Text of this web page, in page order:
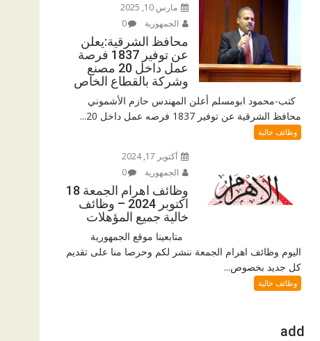
مارس 10, 2025
الجمهورية
0
محافظ الشرقية:يعلن
عن توفير 1837 فرصة
عمل داخل 20 مصنع
وشركة بالقطاع الخاص
كتب-محمود ابومسلم أعلن المهندس حازم الأشموني
محافظ الشرقية عن توفير 1837 فرصه عمل داخل 20...
وظائف خالية
أكتوبر 17, 2024
الجمهورية
0
وظائف اهرام الجمعة 18
اكتوبر 2024 – وظائف
خالية جميع المؤهلات
متابعينا موقع الجمهورية
اليوم وظائف اهرام الجمعة ننشر لكم وحرصا منا على تقديم
كل جديد بخصوص...
وظائف خالية
add